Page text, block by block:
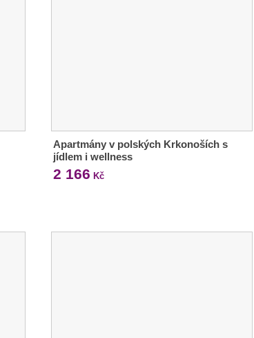
Apartmány v polských Krkonoších s
jídlem i wellness
2 166 Kč